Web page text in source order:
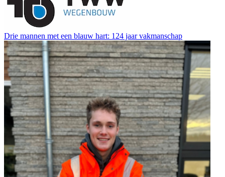
Drie mannen met een blauw hart: 124 jaar vakmanschap